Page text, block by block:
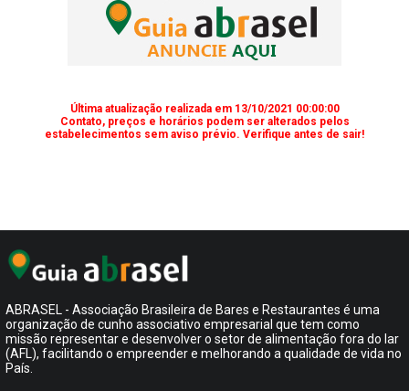
Última atualização realizada em 13/10/2021 00:00:00
Contato, preços e horários podem ser alterados pelos
estabelecimentos sem aviso prévio. Verifique antes de sair!
ABRASEL - Associação Brasileira de Bares e Restaurantes é uma
organização de cunho associativo empresarial que tem como
missão representar e desenvolver o setor de alimentação fora do lar
(AFL), facilitando o empreender e melhorando a qualidade de vida no
País.